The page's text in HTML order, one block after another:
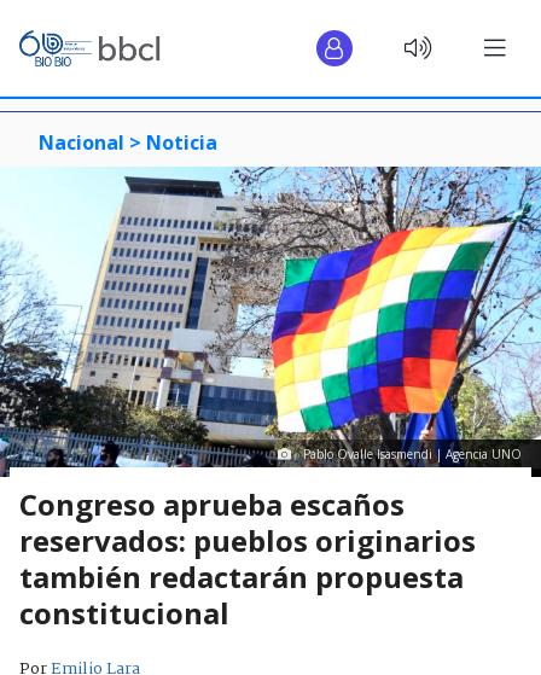
Nacional > Noticia
Pablo Ovalle Isasmendi | Agencia UNO
Congreso aprueba escaños
reservados: pueblos originarios
también redactarán propuesta
constitucional
PorEmilio Lara